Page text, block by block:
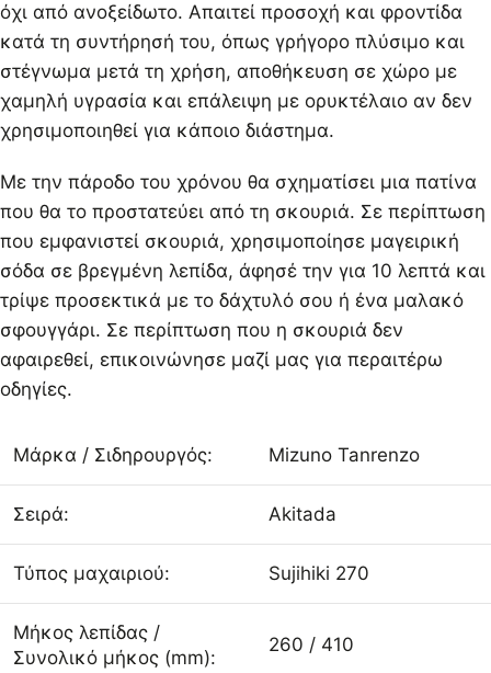
όχι από ανοξείδωτο. Απαιτεί προσοχή και φροντίδα
κατά τη συντήρησή του, όπως γρήγορο πλύσιμο και
στέγνωμα μετά τη χρήση, αποθήκευση σε χώρο με
χαμηλή υγρασία και επάλειψη με ορυκτέλαιο αν δεν
χρησιμοποιηθεί για κάποιο διάστημα.
Με την πάροδο του χρόνου θα σχηματίσει μια πατίνα
που θα το προστατεύει από τη σκουριά. Σε περίπτωση
που εμφανιστεί σκουριά, χρησιμοποίησε μαγειρική
σόδα σε βρεγμένη λεπίδα, άφησέ την για 10 λεπτά και
τρίψε προσεκτικά με το δάχτυλό σου ή ένα μαλακό
σφουγγάρι. Σε περίπτωση που η σκουριά δεν
αφαιρεθεί, επικοινώνησε μαζί μας για περαιτέρω
οδηγίες.
Μάρκα / Σιδηρουργός: Mizuno Tanrenzo
Σειρά: Akitada
Τύπος μαχαιριού: Sujihiki 270
Μήκος λεπίδας /
Συνολικό μήκος (mm):
260 / 410